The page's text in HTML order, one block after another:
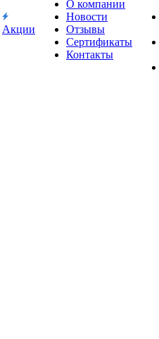
Акции
О компании
Новости
Отзывы
Сертификаты
Контакты